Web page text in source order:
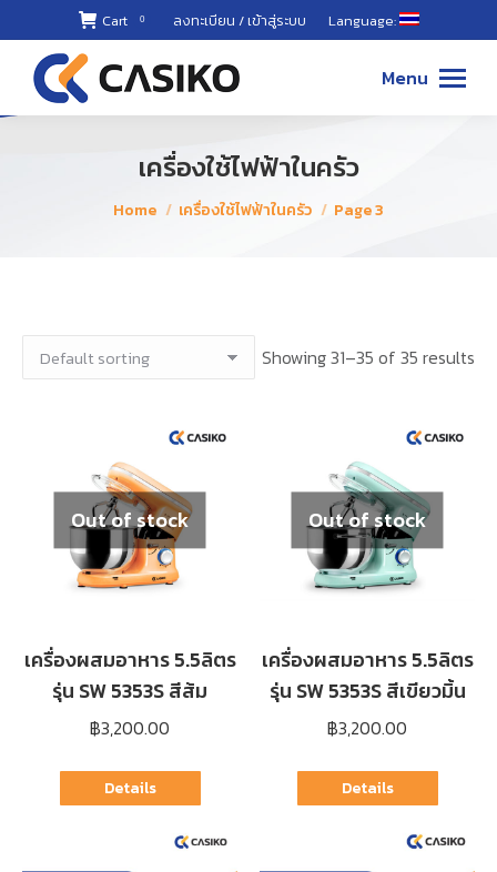
Cart 0 ลงทะเบียน / เข้าสู่ระบบ Language:
Menu
เครื่องใช้ไฟฟ้าในครัว
You are here:
Home เครื่องใช้ไฟฟ้าในครัว Page 3
Showing 31–35 of 35 results
Out of stock
เครื่องผสมอาหาร 5.5ลิตร
รุ่น SW 5353S สีส้ม
฿3,200.00
Details
Out of stock
เครื่องผสมอาหาร 5.5ลิตร
รุ่น SW 5353S สีเขียวมิ้น
฿3,200.00
Details